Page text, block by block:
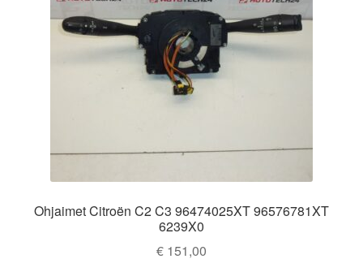
Ohjaimet Citroën C2 C3 96474025XT 96576781XT
6239X0
€ 151,00